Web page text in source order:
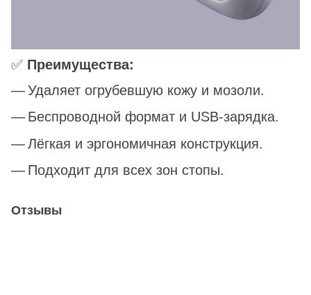
✅ Преимущества:
Удаляет огрубевшую кожу и мозоли.
Беспроводной формат и USB-зарядка.
Лёгкая и эргономичная конструкция.
Подходит для всех зон стопы.
Отзывы